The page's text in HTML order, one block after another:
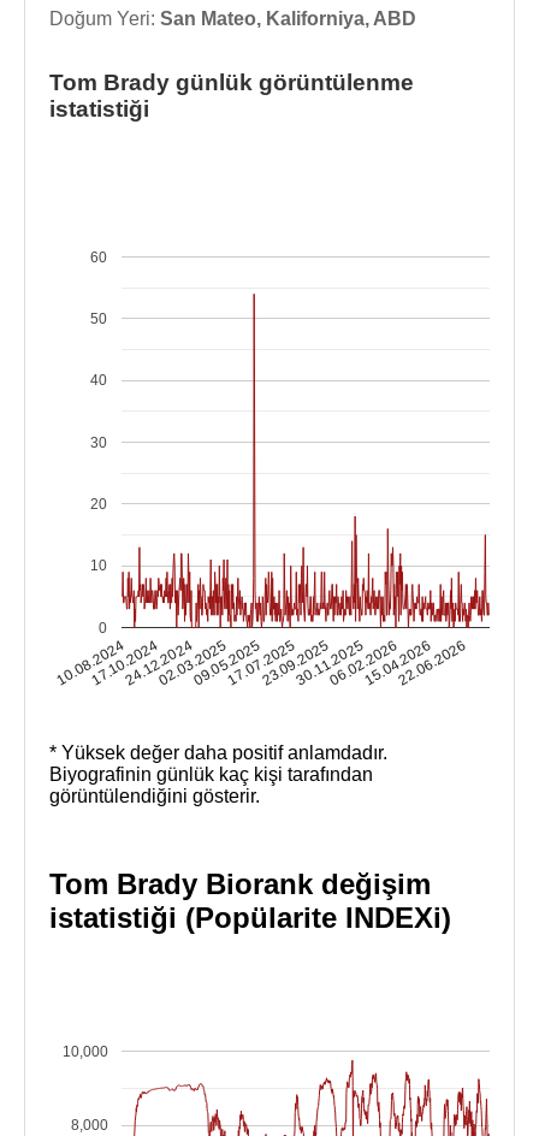
Doğum Yeri: San Mateo, Kaliforniya, ABD
Tom Brady günlük görüntülenme
istatistiği
10.08.2024
17.10.202424.12.202402.03.202509.05.202517.07.202523.09.202530.11.202506.02.202615.04.2026
22.06.2026
0
10
20
30
40
50
60
* Yüksek değer daha positif anlamdadır.
Biyografinin günlük kaç kişi tarafından
görüntülendiğini gösterir.
Tom Brady Biorank değişim
istatistiği (Popülarite INDEXi)
8,000
10,000